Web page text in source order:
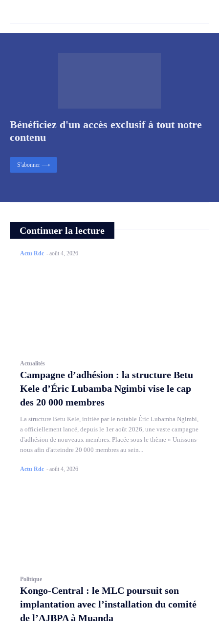
Continuer la lecture
Actu Rdc -août 4, 2026
Actualités
Campagne d’adhésion : la structure Betu
Kele d’Éric Lubamba Ngimbi vise le cap
des 20 000 membres
La structure Betu Kele, initiée par le notable Éric Lubamba Ngimbi,
a officiellement lancé, depuis le 1er août 2026, une vaste campagne
d'adhésion de nouveaux membres. Placée sous le thème « Unissons-
nous afin d'atteindre 20 000 membres au sein...
Actu Rdc -août 4, 2026
Politique
Kongo-Central : le MLC poursuit son
implantation avec l’installation du comité
de l’AJBPA à Muanda
Bénéficiez d'un accès exclusif à tout notre
contenu
S'abonner ⟶